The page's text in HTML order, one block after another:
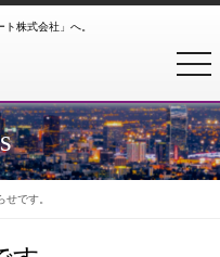
株式会社」へ。
です。